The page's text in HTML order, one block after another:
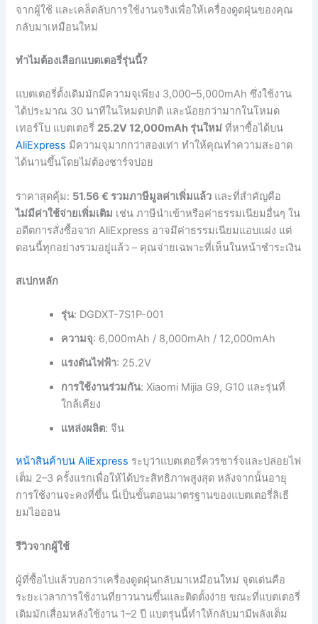
จากผู้ใช้ และเคล็ดลับการใช้งานจริงเพื่อให้เครื่องดูดฝุ่นของคุณ
กลับมาเหมือนใหม่
ทำไมต้องเลือกแบตเตอรี่รุ่นนี้?
แบตเตอรี่ดั้งเดิมมักมีความจุเพียง 3,000–5,000mAh ซึ่งใช้งาน
ได้ประมาณ 30 นาทีในโหมดปกติ และน้อยกว่ามากในโหมด
เทอร์โบ แบตเตอรี่ 25.2V 12,000mAh รุ่นใหม่ ที่หาซื้อได้บน
AliExpress มีความจุมากกว่าสองเท่า ทำให้คุณทำความสะอาด
ได้นานขึ้นโดยไม่ต้องชาร์จบ่อย
ราคาสุดคุ้ม: 51.56 € รวมภาษีมูลค่าเพิ่มแล้ว และที่สำคัญคือ
ไม่มีค่าใช้จ่ายเพิ่มเติม เช่น ภาษีนำเข้าหรือค่าธรรมเนียมอื่นๆ ใน
อดีตการสั่งซื้อจาก AliExpress อาจมีค่าธรรมเนียมแอบแฝง แต่
ตอนนี้ทุกอย่างรวมอยู่แล้ว – คุณจ่ายเฉพาะที่เห็นในหน้าชำระเงิน
สเปกหลัก
รุ่น: DGDXT-7S1P-001
ความจุ: 6,000mAh / 8,000mAh / 12,000mAh
แรงดันไฟฟ้า: 25.2V
การใช้งานร่วมกัน: Xiaomi Mijia G9, G10 และรุ่นที่
ใกล้เคียง
แหล่งผลิต: จีน
หน้าสินค้าบน AliExpress ระบุว่าแบตเตอรี่ควรชาร์จและปล่อยไฟ
เต็ม 2–3 ครั้งแรกเพื่อให้ได้ประสิทธิภาพสูงสุด หลังจากนั้นอายุ
การใช้งานจะคงที่ขึ้น นี่เป็นขั้นตอนมาตรฐานของแบตเตอรี่ลิเธี
ยมไอออน
รีวิวจากผู้ใช้
ผู้ที่ซื้อไปแล้วบอกว่าเครื่องดูดฝุ่นกลับมาเหมือนใหม่ จุดเด่นคือ
ระยะเวลาการใช้งานที่ยาวนานขึ้นและติดตั้งง่าย ขณะที่แบตเตอรี่
เดิมมักเสื่อมหลังใช้งาน 1–2 ปี แบตรุ่นนี้ทำให้กลับมามีพลังเต็ม